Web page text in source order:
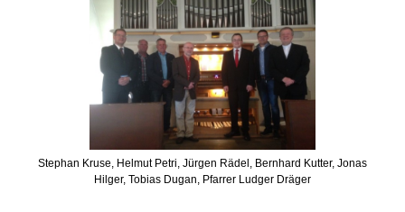
Stephan Kruse, Helmut Petri, Jürgen Rädel, Bernhard Kutter, Jonas
Hilger, Tobias Dugan, Pfarrer Ludger Dräger